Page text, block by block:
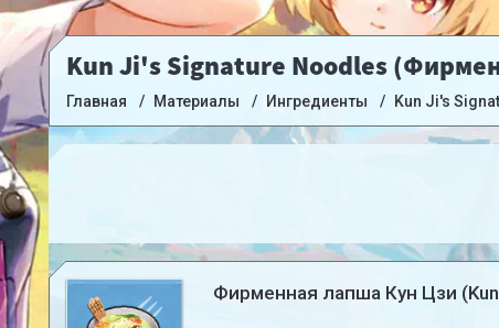
Kun Ji's Signature Noodles
Главная Материалы Ингредиенты Kun Ji's
Фирменная лапша Кун Цзи